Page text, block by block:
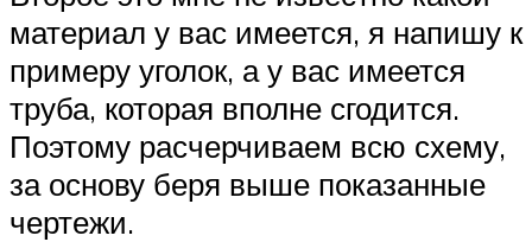
материал у вас имеется, я напишу к
примеру уголок, а у вас имеется
труба, которая вполне сгодится.
Поэтому расчерчиваем всю схему,
за основу беря выше показанные
чертежи.